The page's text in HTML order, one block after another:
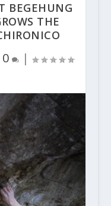
BEGEHUNG
THE
0 |